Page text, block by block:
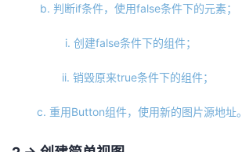
b. 判断if条件，使用false条件下的元素；
i. 创建false条件下的组件；
ii. 销毁原来true条件下的组件；
c. 重用Button组件，使用新的图片源地址。